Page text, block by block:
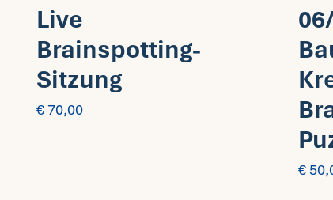
Live
Brainspotting-
Sitzung
€70,00
€